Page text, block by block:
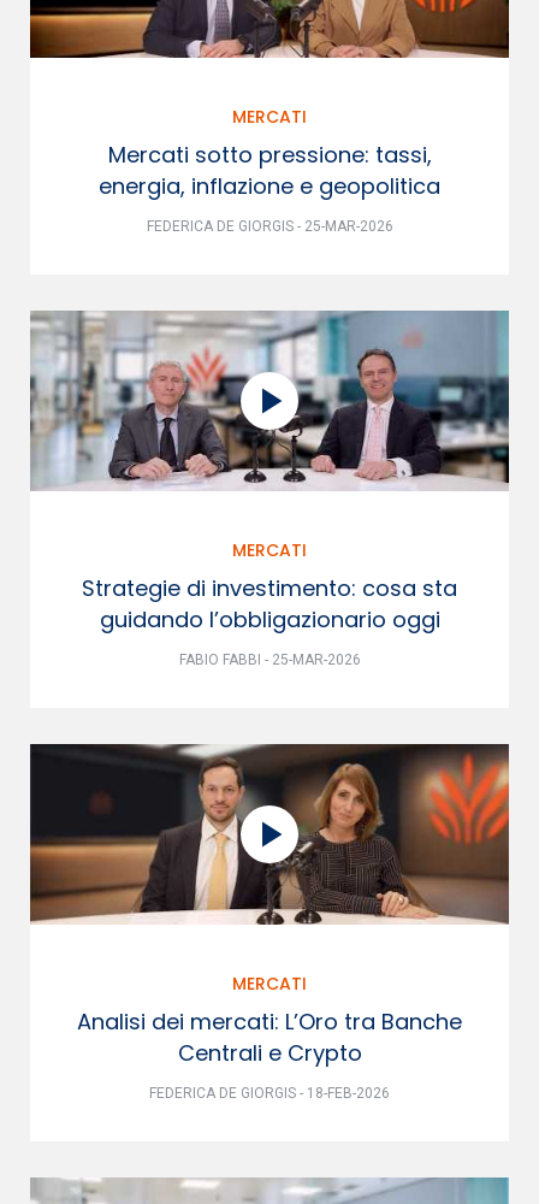
MERCATI
Mercati sotto pressione: tassi,
energia, inflazione e geopolitica
FEDERICA DE GIORGIS - 25-MAR-2026
MERCATI
Strategie di investimento: cosa sta
guidando l’obbligazionario oggi
FABIO FABBI - 25-MAR-2026
MERCATI
Analisi dei mercati: L’Oro tra Banche
Centrali e Crypto
FEDERICA DE GIORGIS - 18-FEB-2026